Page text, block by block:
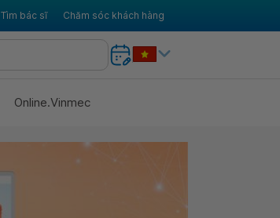
Tìm bác sĩ Chăm sóc khách hàng
Online.Vinmec